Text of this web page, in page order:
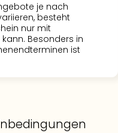
je nach
besteht
nur mit
Besonders in
ist